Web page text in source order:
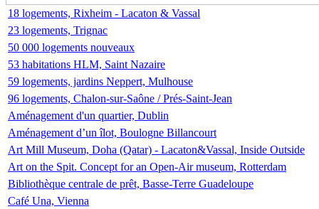
18 logements, Rixheim - Lacaton & Vassal
23 logements, Trignac
50 000 logements nouveaux
53 habitations HLM, Saint Nazaire
59 logements, jardins Neppert, Mulhouse
96 logements, Chalon-sur-Saône / Prés-Saint-Jean
Aménagement d'un quartier, Dublin
Aménagement d’un îlot, Boulogne Billancourt
Art Mill Museum, Doha (Qatar) - Lacaton&Vassal, Inside Outside
Art on the Spit. Concept for an Open-Air museum, Rotterdam
Bibliothèque centrale de prêt, Basse-Terre Guadeloupe
Café Una, Vienna